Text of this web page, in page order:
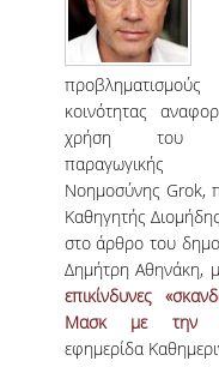
ΑΓΓΕΛΙΕΣ
ΓΡΑΦΕΙΟ
ALUMNI
ΝΕΑ
ΝΕΑ ΤΟΥ
κοινότητας
χρήση του
παραγωγικής
Nοημοσύνης Grok,
Καθηγητής
στο άρθρο του
Δημήτρη Αθηνάκη,
επικίνδυνες
Μασκ με την
εφημερίδα